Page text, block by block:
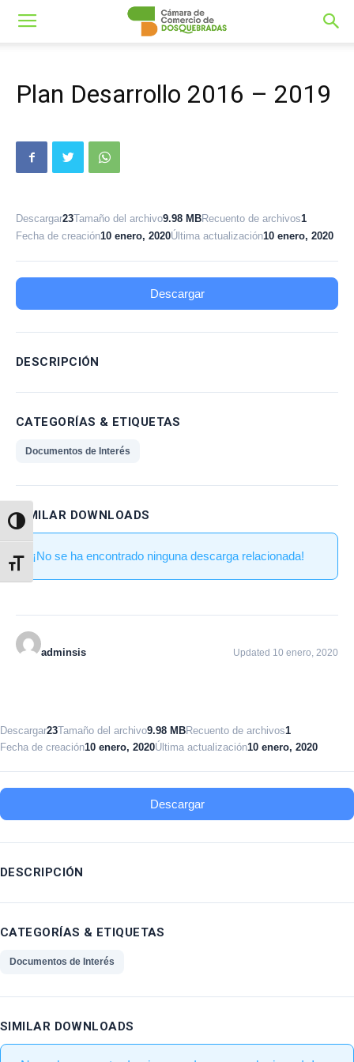
Alternar alto contraste
Alternar tamaño de letra
Plan Desarrollo 2016 – 2019
Descargar23Tamaño del archivo9.98 MBRecuento de archivos1
Fecha de creación10 enero, 2020Última actualización10 enero, 2020
Descargar
DESCRIPCIÓN
CATEGORÍAS & ETIQUETAS
Documentos de Interés
SIMILAR DOWNLOADS
¡No se ha encontrado ninguna descarga relacionada!
adminsis Updated 10 enero, 2020
Descargar23Tamaño del archivo9.98 MBRecuento de archivos1
Fecha de creación10 enero, 2020Última actualización10 enero, 2020
Descargar
DESCRIPCIÓN
CATEGORÍAS & ETIQUETAS
Documentos de Interés
SIMILAR DOWNLOADS